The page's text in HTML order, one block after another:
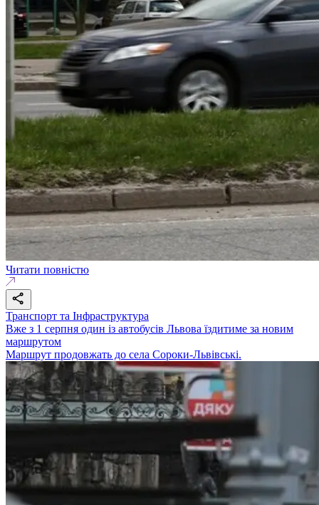
Читати повністю
Транспорт та Інфраструктура
Вже з 1 серпня один із автобусів Львова їздитиме за новим
маршрутом
Маршрут продовжать до села Сороки-Львівські.